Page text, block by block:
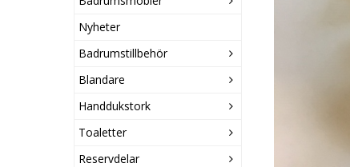
Nyheter
Badrumstillbehör
Blandare
Handdukstork
Toaletter
Reservdelar